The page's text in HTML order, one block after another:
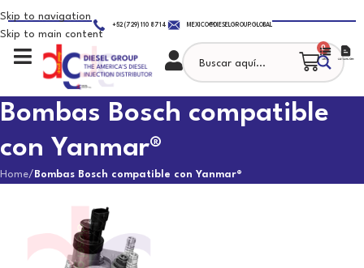
Skip to navigation
Skip to main content
+52 (729) 110 8714 MEXICO@DIESELGROUP.GLOBAL
0
Bombas Bosch compatible
con Yanmar®
Home/ Bombas Bosch compatible con Yanmar®